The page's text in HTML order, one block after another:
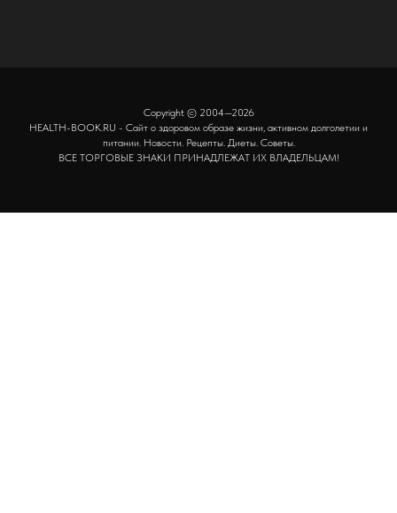
Copyright © 2004—2026
HEALTH-BOOK.RU - Сайт о здоровом образе жизни, активном долголетии и
питании. Новости. Рецепты. Диеты. Советы.
ВСЕ ТОРГОВЫЕ ЗНАКИ ПРИНАДЛЕЖАТ ИХ ВЛАДЕЛЬЦАМ!